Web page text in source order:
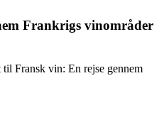
Frankrigs vinområder
til Fransk vin: En rejse gennem